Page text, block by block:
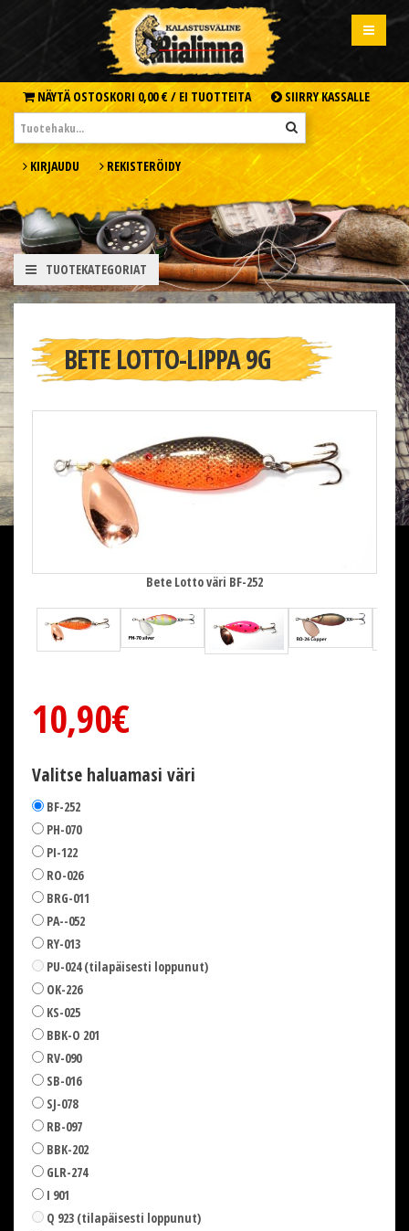
NÄYTÄ OSTOSKORI 0,00 € / EI TUOTTEITA SIIRRY KASSALLE
KIRJAUDU REKISTERÖIDY
TUOTEKATEGORIAT
BETE LOTTO-LIPPA 9G
Bete Lotto väri BF-252
10,90€
Valitse haluamasi väri
BF-252
PH-070
PI-122
RO-026
BRG-011
PA--052
RY-013
PU-024 (tilapäisesti loppunut)
OK-226
KS-025
BBK-O 201
RV-090
SB-016
SJ-078
RB-097
BBK-202
GLR-274
I 901
Q 923 (tilapäisesti loppunut)